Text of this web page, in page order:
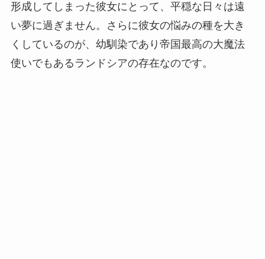
形成してしまった彼女にとって、平穏な日々は遠
い夢に過ぎません。さらに彼女の悩みの種を大き
くしているのが、幼馴染であり帝国最高の大魔法
使いでもあるランドシアの存在なのです。